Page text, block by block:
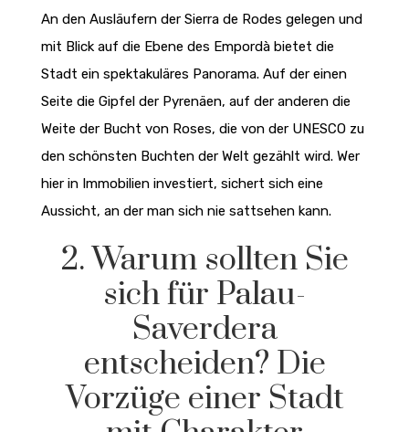
An den Ausläufern der Sierra de Rodes gelegen und
mit Blick auf die Ebene des Empordà bietet die
Stadt ein spektakuläres Panorama. Auf der einen
Seite die Gipfel der Pyrenäen, auf der anderen die
Weite der Bucht von Roses, die von der UNESCO zu
den schönsten Buchten der Welt gezählt wird. Wer
hier in Immobilien investiert, sichert sich eine
Aussicht, an der man sich nie sattsehen kann.
2. Warum sollten Sie
sich für Palau-
Saverdera
entscheiden? Die
Vorzüge einer Stadt